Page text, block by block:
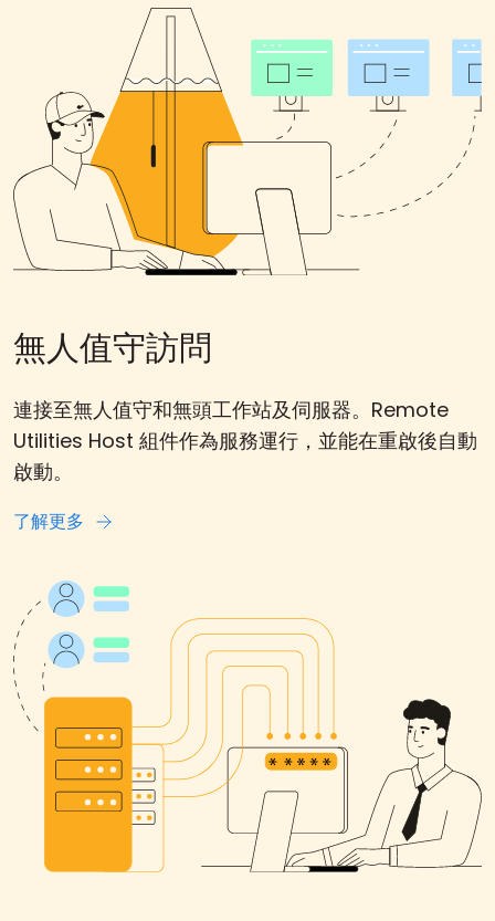
無人值守訪問
連接至無人值守和無頭工作站及伺服器。Remote
Utilities Host 組件作為服務運行，並能在重啟後自動
啟動。
了解更多